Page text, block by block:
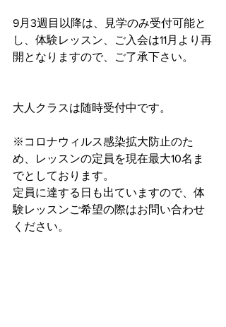
9月3週目以降は、見学のみ受付可能と
し、体験レッスン、ご入会は11月より再
開となりますので、ご了承下さい。
大人クラスは随時受付中です。
※コロナウィルス感染拡大防止のた
め、レッスンの定員を現在最大10名ま
でとしております。
定員に達する日も出ていますので、体
験レッスンご希望の際はお問い合わせ
ください。